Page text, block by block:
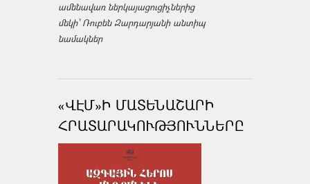
ամենավառ ներկայացուցիչներից
մեկի՝ Ռուբեն Զարդարյանի անտիպ
նամակներ
«ՎԷՄ»Ի ՄԱՏԵՆԱՇԱՐԻ
ՀՐԱՏԱՐԱԿՈՒԹՅՈՒՆՆԵՐԸ